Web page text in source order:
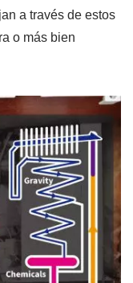
a través de estos
o más bien